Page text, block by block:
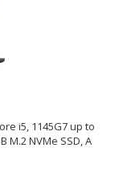
i5, 1145G7 up to
M.2 NVMe SSD, A